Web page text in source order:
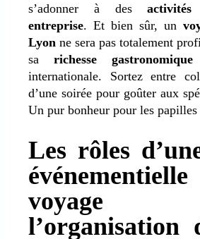
s’adonner à des
entreprise. Et bien sûr, un
Lyon ne sera pas totalement
sa richesse gastronomique
internationale. Sortez entre
d’une soirée pour goûter aux
Un pur bonheur pour les papilles
Les rôles
voyage
l’organisation